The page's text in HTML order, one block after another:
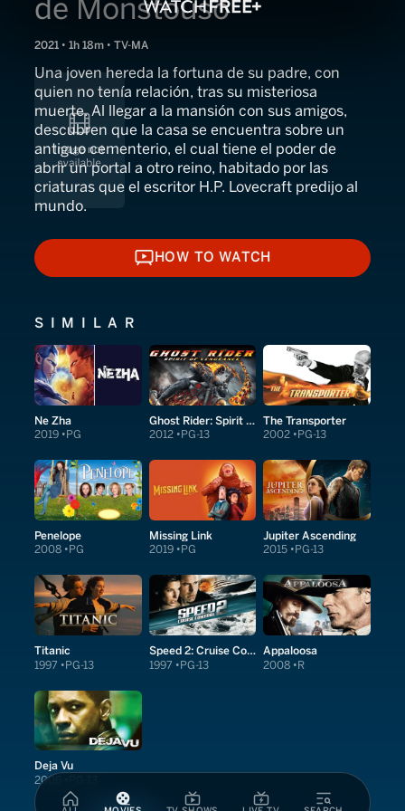
de Monstouso
2021 • 1h 18m • TV-MA
Una joven hereda la fortuna de su padre, con
quien no tenía relación, tras su misteriosa
muerte. Al llegar a la mansión con sus amigos,
descubren que la casa se encuentra sobre un
antiguo cementerio, el cual tiene el poder de
abrir un portal a otro reino, habitado por las
criaturas que el escritor H.P. Lovecraft predijo al
mundo.
HOW TO WATCH
HOW TO WATCH
SIMILAR
Ne Zha
2019 PG
Ghost Rider: Spirit of Vengeance
2012 PG-13
The Transporter
2002 PG-13
Penelope
2008 PG
Missing Link
2019 PG
Jupiter Ascending
2015 PG-13
Titanic
1997 PG-13
Speed 2: Cruise Control
1997 PG-13
Appaloosa
2008 R
Deja Vu
2006